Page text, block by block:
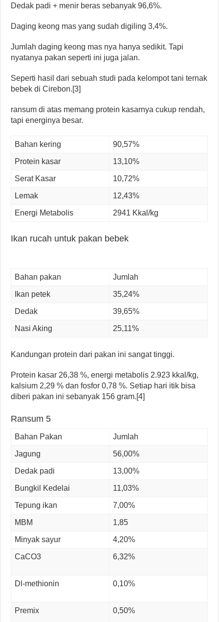
Dedak padi + menir beras sebanyak 96,6%.
Daging keong mas yang sudah digiling 3,4%.
Jumlah daging keong mas nya hanya sedikit. Tapi
nyatanya pakan seperti ini juga jalan.
Seperti hasil dari sebuah studi pada kelompot tani ternak
bebek di Cirebon.[3]
ransum di atas memang protein kasarnya cukup rendah,
tapi energinya besar.
Bahan kering 90,57%
Protein kasar 13,10%
Serat Kasar 10,72%
Lemak 12,43%
Energi Metabolis 2941 Kkal/kg
Ikan rucah untuk pakan bebek
Bahan pakan Jumlah
Ikan petek 35,24%
Dedak 39,65%
Nasi Aking 25,11%
Kandungan protein dari pakan ini sangat tinggi.
Protein kasar 26,38 %, energi metabolis 2.923 kkal/kg,
kalsium 2,29 % dan fosfor 0,78 %. Setiap hari itik bisa
diberi pakan ini sebanyak 156 gram.[4]
Ransum 5
Bahan Pakan Jumlah
Jagung 56,00%
Dedak padi 13,00%
Bungkil Kedelai 11,03%
Tepung ikan 7,00%
MBM 1,85
Minyak sayur 4,20%
CaCO3 6,32%
Dl-methionin 0,10%
Premix 0,50%